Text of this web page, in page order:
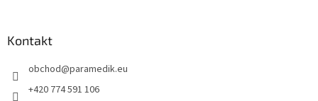
Kontakt
obchod@paramedik.eu
+420 774 591 106